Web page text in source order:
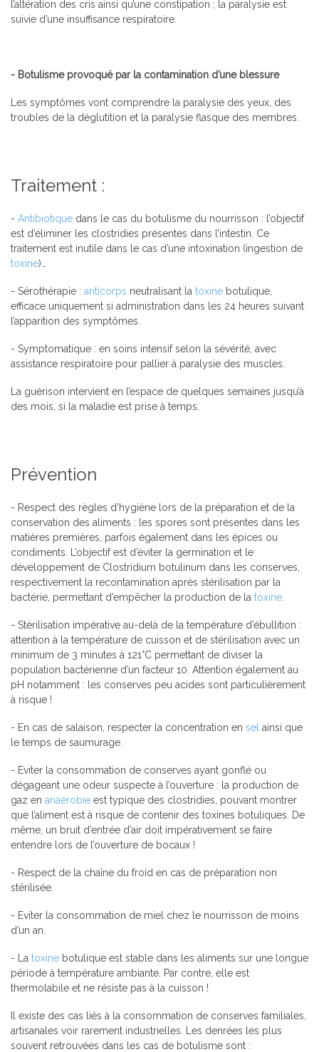
l’altération des cris ainsi qu’une constipation ; la paralysie est
suivie d’une insuffisance respiratoire.
- Botulisme provoqué par la contamination d’une blessure
Les symptômes vont comprendre la paralysie des yeux, des
troubles de la déglutition et la paralysie flasque des membres.
Traitement :
- Antibiotique dans le cas du botulisme du nourrisson : l’objectif
est d’éliminer les clostridies présentes dans l’intestin. Ce
traitement est inutile dans le cas d’une intoxination (ingestion de
toxine)…
- Sérothérapie : anticorps neutralisant la toxine botulique,
efficace uniquement si administration dans les 24 heures suivant
l’apparition des symptômes.
- Symptomatique : en soins intensif selon la sévérité, avec
assistance respiratoire pour pallier à paralysie des muscles.
La guérison intervient en l’espace de quelques semaines jusqu’à
des mois, si la maladie est prise à temps.
Prévention
- Respect des règles d’hygiène lors de la préparation et de la
conservation des aliments : les spores sont présentes dans les
matières premières, parfois également dans les épices ou
condiments. L’objectif est d’éviter la germination et le
développement de Clostridium botulinum dans les conserves,
respectivement la recontamination après stérilisation par la
bactérie, permettant d’empêcher la production de la toxine
- Stérilisation impérative au-delà de la température d’ébullition :
attention à la température de cuisson et de stérilisation avec un
minimum de 3 minutes à 121°C permettant de diviser la
population bactérienne d’un facteur 10. Attention également au
pH notamment : les conserves peu acides sont particulièrement
à risque !
- En cas de salaison, respecter la concentration en sel ainsi que
le temps de saumurage.
- Eviter la consommation de conserves ayant gonflé ou
dégageant une odeur suspecte à l’ouverture : la production de
gaz en anaérobie est typique des clostridies, pouvant montrer
que l’aliment est à risque de contenir des toxines botuliques. De
même, un bruit d’entrée d’air doit impérativement se faire
entendre lors de l’ouverture de bocaux !
- Respect de la chaîne du froid en cas de préparation non
stérilisée.
- Eviter la consommation de miel chez le nourrisson de moins
d’un an.
- La toxine botulique est stable dans les aliments sur une longue
période à température ambiante. Par contre, elle est
thermolabile et ne résiste pas à la cuisson !
Il existe des cas liés à la consommation de conserves familiales,
artisanales voir rarement industrielles. Les denrées les plus
souvent retrouvées dans les cas de botulisme sont :